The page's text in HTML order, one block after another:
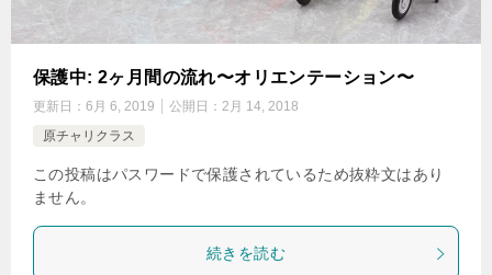
保護中: 2ヶ月間の流れ〜オリエンテーション〜
更新日： 6月 6, 2019 公開日： 2月 14, 2018
原チャリクラス
この投稿はパスワードで保護されているため抜粋文はあり
ません。
続きを読む